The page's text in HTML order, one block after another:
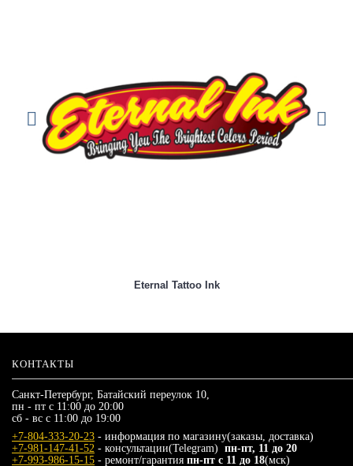
Eternal Tattoo Ink
КОНТАКТЫ
Санкт-Петербург, Батайский переулок 10,
пн - пт с 11:00 до 20:00
сб - вс с 11:00 до 19:00
+7-804-333-20-23 - информация по магазину(заказы, доставка)
+7-981-147-41-52 - консультации(Telegram) пн-пт, 11 до 20
+7-993-986-15-15 - ремонт/гарантия пн-пт с 11 до 18(мск)